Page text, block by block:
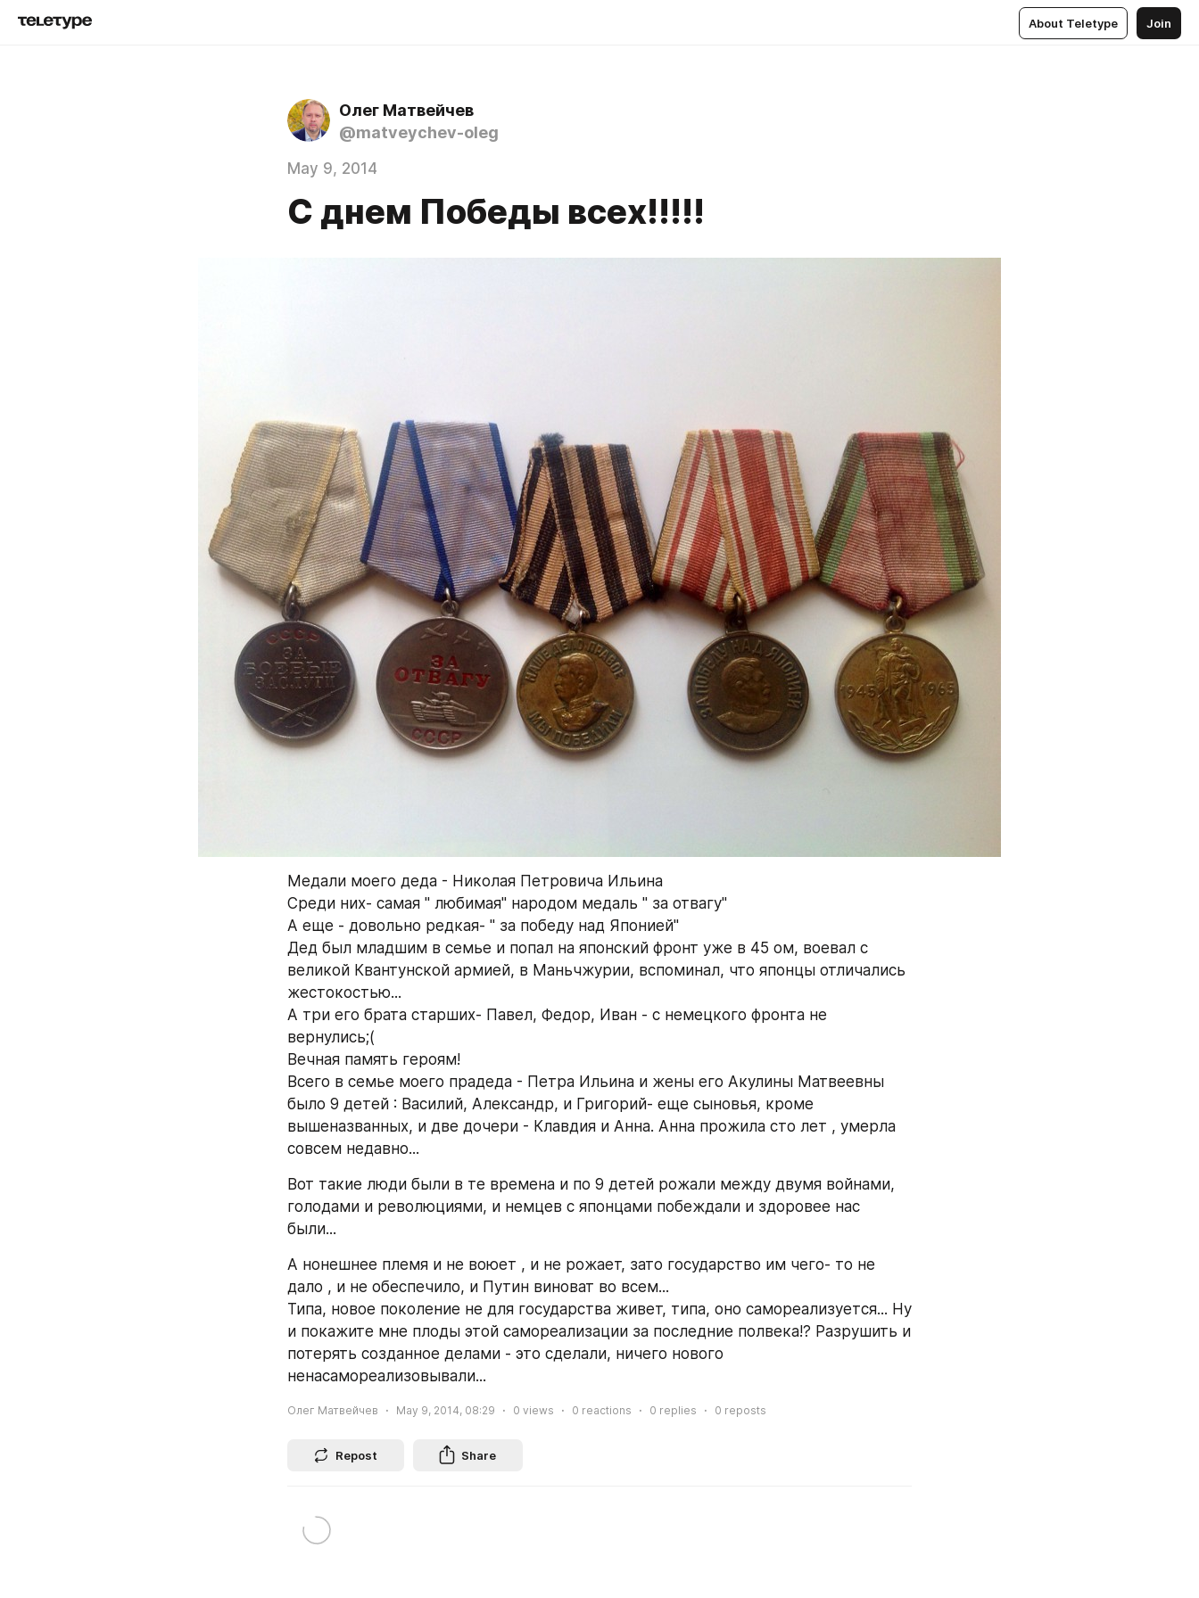
About Teletype Join
Олег Матвейчев
@matveychev-oleg
May 9, 2014
С днем Победы всех!!!!!
Медали моего деда - Николая Петровича Ильина
Среди них- самая " любимая" народом медаль " за отвагу"
А еще - довольно редкая- " за победу над Японией"
Дед был младшим в семье и попал на японский фронт уже в 45 ом, воевал с
великой Квантунской армией, в Маньчжурии, вспоминал, что японцы отличались
жестокостью...
А три его брата старших- Павел, Федор, Иван - с немецкого фронта не
вернулись;(
Вечная память героям!
Всего в семье моего прадеда - Петра Ильина и жены его Акулины Матвеевны
было 9 детей : Василий, Александр, и Григорий- еще сыновья, кроме
вышеназванных, и две дочери - Клавдия и Анна. Анна прожила сто лет , умерла
совсем недавно...
Вот такие люди были в те времена и по 9 детей рожали между двумя войнами,
голодами и революциями, и немцев с японцами побеждали и здоровее нас
были...
А нонешнее племя и не воюет , и не рожает, зато государство им чего- то не
дало , и не обеспечило, и Путин виноват во всем...
Типа, новое поколение не для государства живет, типа, оно самореализуется... Ну
и покажите мне плоды этой самореализации за последние полвека!? Разрушить и
потерять созданное делами - это сделали, ничего нового
ненасамореализовывали...
Олег Матвейчев May 9, 2014, 08:29 0 views 0 reactions 0 replies 0 reposts
Repost Share